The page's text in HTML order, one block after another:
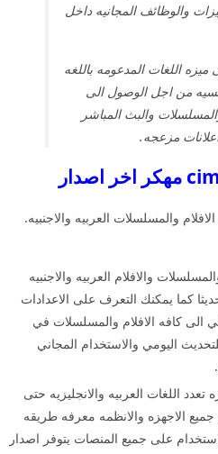
والوظائف المجانيه داخل
اللغات المدعومه باللغه
من اجل الوصول الى
والبث المباشر
مزعجه.
والمسلسلات العربيه والاجنبيه.
والافلام العربيه والاجنبيه
كما يمكنك التعرف على الاعدادات
الى كافه الافلام والمسلسلات في
اليومي والاستخدام المجاني
اللغات العربيه والانجليزيه حتى
الاجهزه والانظمه معرفه طريقه
على جميع المنصات يتوفر اصدار